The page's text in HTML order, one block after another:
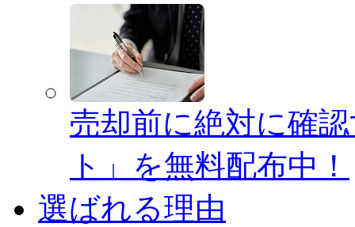
売却前に絶対に確
ト」を無料配布中！
選ばれる理由